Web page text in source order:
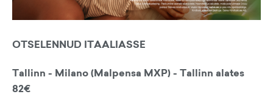
OTSELENNUD ITAALIASSE
Tallinn - Milano (Malpensa MXP) - Tallinn alates
82€